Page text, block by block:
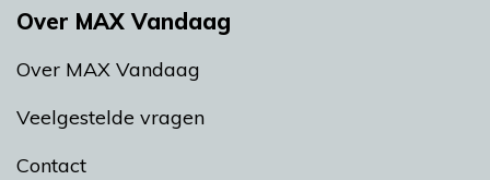
Over MAX Vandaag
Over MAX Vandaag
Veelgestelde vragen
Contact